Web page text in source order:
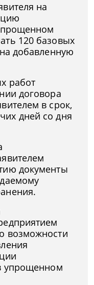
на
120 базовых
добавленную
работ
договора
в срок,
дней со дня
документы
возможности
упрощенном